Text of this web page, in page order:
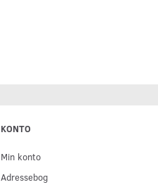
KONTO
Min konto
Adressebog